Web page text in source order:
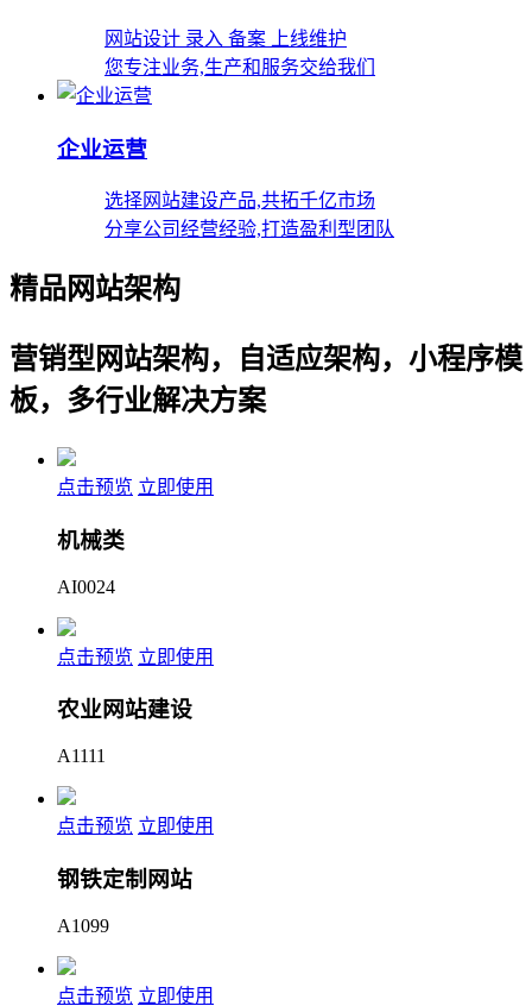
网站设计 录入 备案 上线维护
您专注业务,生产和服务交给我们
企业运营
选择网站建设产品,共拓千亿市场
分享公司经营经验,打造盈利型团队
精品网站架构
营销型网站架构，自适应架构，小程序模
板，多行业解决方案
点击预览 立即使用
机械类
AI0024
点击预览 立即使用
农业网站建设
A1111
点击预览 立即使用
钢铁定制网站
A1099
点击预览 立即使用